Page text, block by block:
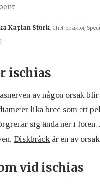
Kaplan Sturk, Chefredaktör,
ischias
av någon orsak
lika bred som ett
sig ända ner i
Diskbråckär en av
vid ischias